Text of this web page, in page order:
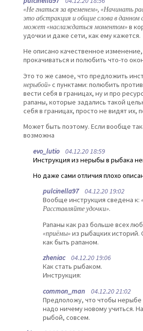
«Не гнаться за временем», «Начинать
это абстракция и общие слова в
может «наслаждаться моментом»в
удочки и даже сети, как ему кажется.
Не описано качественное
прокачиваться и полюбить что-то
Это то же самое, что предложить
нерыбой»с пунктами: полюбить
вести себя в границах, ну и про
рапаны, которые задались такой
себя в границах, просто не видят их,
Может быть поэтому. Если вообще
возможна
evo_lutio04.12.20 18:59
Инструкция из нерыбы в рыбака
Но даже сами отличия плохо
pulcinella9704.12.20 19:02
Вообще инструкция сведена к:
Расставляйте удочки».
Рапаны как раз больше всех
«приёмы»из рыбацких историй.
как быть рапаном.
zheniac04.12.20 19:06
Как стать рыбаком.
Инструкция:
common_man 04.12.20 21:02
Предположу, что чтобы нерыбе
надо ничему новому учиться.
рыбой, совсем.